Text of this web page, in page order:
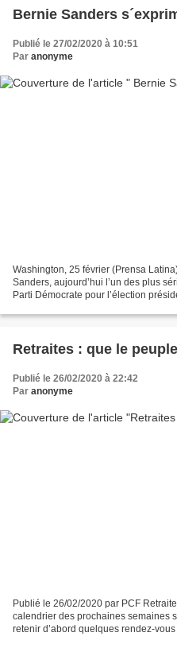
Bernie Sanders
Publié le 27/02/2020 à 10:51
Par anonyme
Washington, 25 février (Prensa
Sanders, aujourd’hui l’un des plus
Parti Démocrate pour l’élection
Retraites : que le
Publié le 26/02/2020 à 22:42
Par anonyme
Publié le 26/02/2020 par PCF
calendrier des prochaines semaines
retenir d’abord quelques rendez-